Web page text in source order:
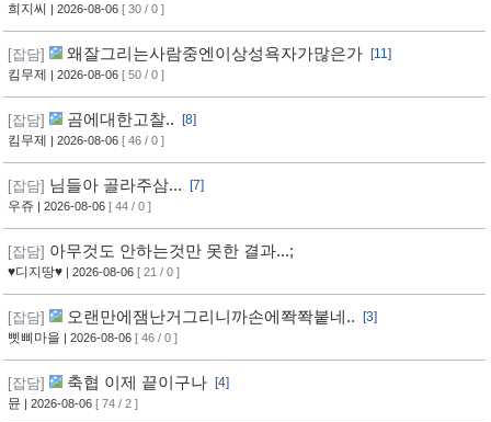
희지씨
| 2026-08-06 [ 30 / 0 ]
[잡담] 왜잘그리는사람중엔이상성욕자가많은가
[11]
킴무제
| 2026-08-06 [ 50 / 0 ]
[잡담] 곰에대한고찰..
[8]
킴무제
| 2026-08-06 [ 46 / 0 ]
[잡담] 님들아 골라주삼...
[7]
우쥬 | 2026-08-06 [ 44 / 0 ]
[잡담] 아무것도 안하는것만 못한 결과...;
♥디지땅♥ | 2026-08-06 [ 21 / 0 ]
[잡담] 오랜만에잼난거그리니까손에쫙쫙붙네..
[3]
삣삐마을 | 2026-08-06 [ 46 / 0 ]
[잡담] 축협 이제 끝이구나
[4]
뮨 | 2026-08-06 [ 74 / 2 ]